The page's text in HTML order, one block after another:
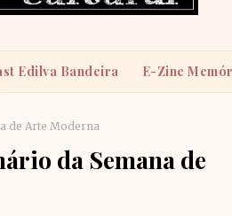
Edilva Bandeira E-Zine
de Arte Moderna
da Semana de